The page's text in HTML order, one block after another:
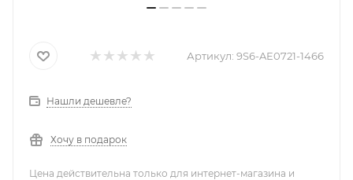
Артикул: 9S6-AE0721-1466
Нашли дешевле?
Хочу в подарок
Цена действительна только для интернет-магазина и